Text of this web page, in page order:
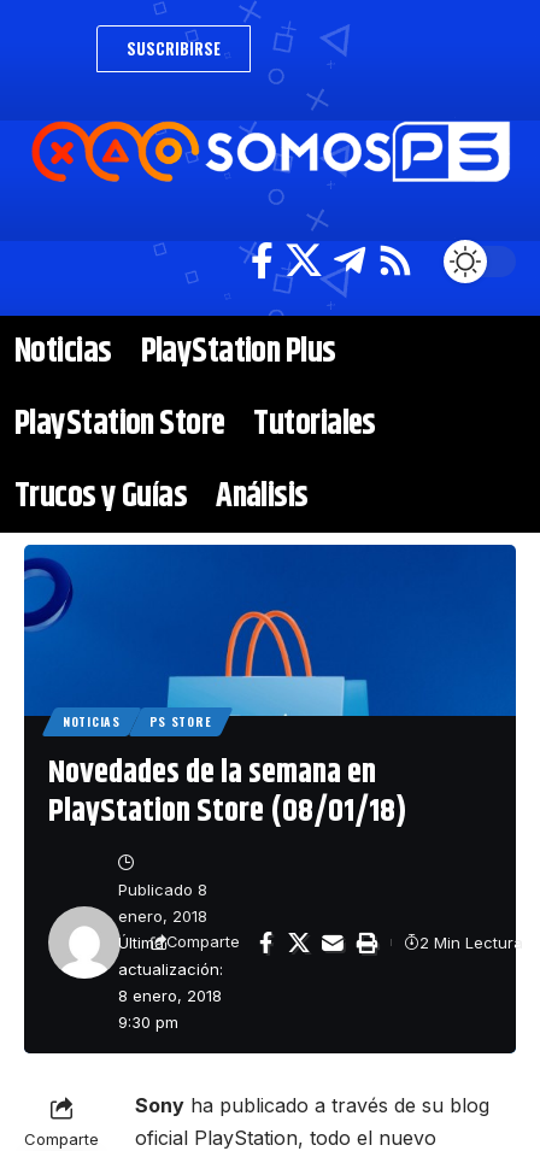
SUSCRIBIRSE
Noticias
PlayStation Plus
PlayStation Store Tutoriales
Trucos y Guías Análisis
NOTICIAS PS STORE
Novedades de la semana en
PlayStation Store (08/01/18)
Última
actualización:
8 enero, 2018
9:30 pm
Publicado 8
enero, 2018
Comparte 2 Min Lectura
Comparte
Sony ha publicado a través de su blog
oficial PlayStation, todo el nuevo